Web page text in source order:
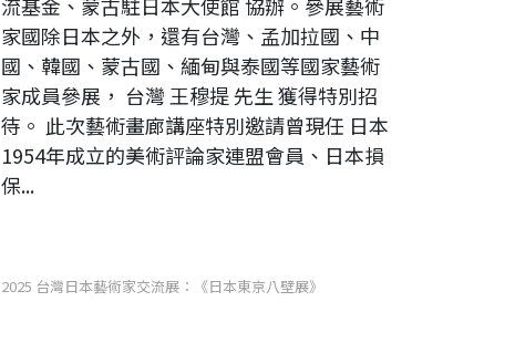
家國除日本之外，還有台灣、孟加拉國、中
國、韓國、蒙古國、緬甸與泰國等國家藝術
家成員參展， 台灣 王穆提 先生 獲得特別招
待。 此次藝術畫廊講座特別邀請曾現任 日本
1954年成立的美術評論家連盟會員、日本損
保...
2025 台灣日本藝術家交流展：《日本東京八壁展》